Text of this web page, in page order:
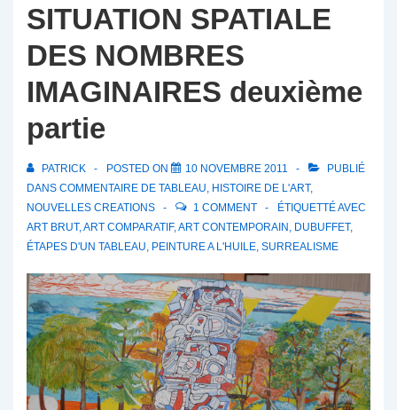
SITUATION SPATIALE
DES NOMBRES
IMAGINAIRES deuxième
partie
PATRICK POSTED ON 10 NOVEMBRE 2011
PUBLIÉ
DANS COMMENTAIRE DE TABLEAU HISTOIRE DE L'ART,
NOUVELLES CREATIONS
1 COMMENT
ÉTIQUETTÉ AVEC
ART BRUT, ART COMPARATIF, ART CONTEMPORAIN DUBUFFET,
ÉTAPES D'UN TABLEAU PEINTURE A L'HUILE SURREALISME